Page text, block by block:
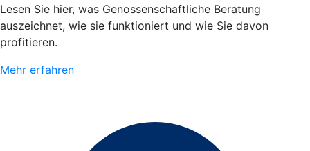
Lesen Sie hier, was Genossenschaftliche Beratung
auszeichnet, wie sie funktioniert und wie Sie davon
profitieren.
Mehr erfahren